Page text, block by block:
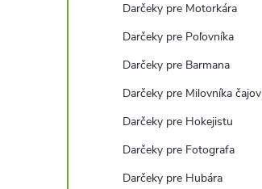
Darčeky pre Motorkára
Darčeky pre Poľovníka
Darčeky pre Barmana
Darčeky pre Milovníka čajov
Darčeky pre Hokejistu
Darčeky pre Fotografa
Darčeky pre Hubára